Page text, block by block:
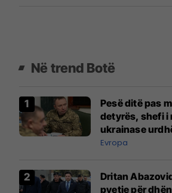
Në trend Botë
Pesë ditë pas
detyrës, shefi i
ukrainase
madh
Evropa
Dritan
pyetje për